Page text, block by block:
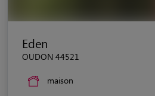
Eden
OUDON 44521
maison